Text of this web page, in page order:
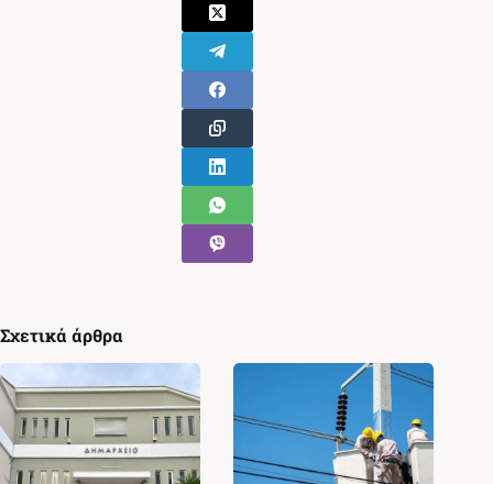
Σχετικά άρθρα